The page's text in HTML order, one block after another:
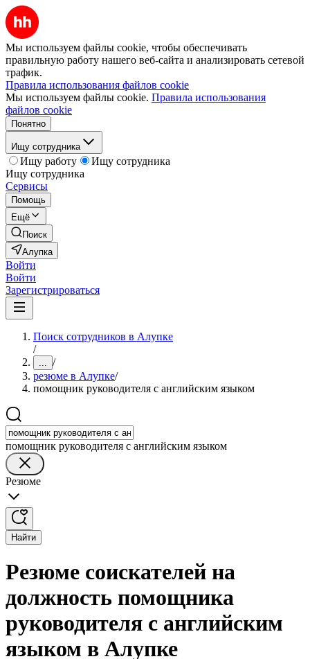
Мы используем файлы cookie, чтобы обеспечивать
правильную работу нашего веб-сайта и анализировать сетевой
трафик.
Правила использования файлов cookie
Мы используем файлы cookie. Правила использования
файлов cookie
Понятно
Ищу сотрудника
Ищу работу
Ищу сотрудника
Ищу сотрудника
Сервисы
Помощь
Ещё
Поиск
Алупка
Войти
Войти
Зарегистрироваться
Поиск сотрудников в Алупке
/
... /
резюме в Алупке/
помощник руководителя с английским языком
помощник руководителя с английским языком
Резюме
Найти
Резюме соискателей на
должность помощника
руководителя с английским
языком в Алупке